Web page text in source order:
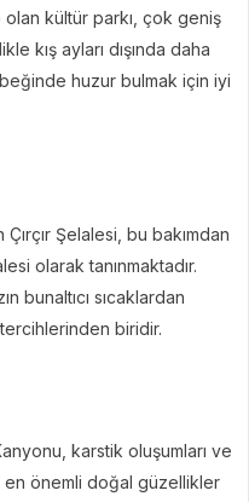
kültür parkı, çok geniş
kış ayları dışında daha
huzur bulmak için iyi
Çırçır Şelalesi, bu bakımdan
olarak tanınmaktadır.
bunaltıcı sıcaklardan
biridir.
karstik oluşumları ve
önemli doğal güzellikler